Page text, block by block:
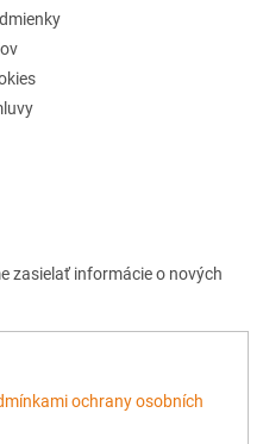
zasielať informácie o nových
ochrany osobních